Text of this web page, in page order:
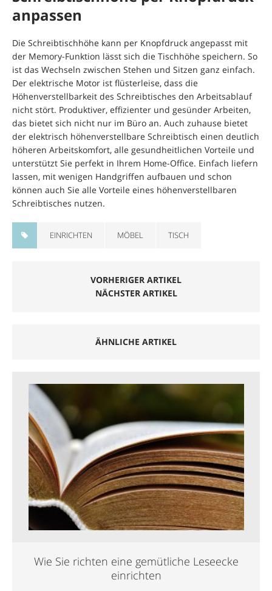
anpassen
Die Schreibtischhöhe kann per Knopfdruck angepasst mit
der Memory-Funktion lässt sich die Tischhöhe speichern. So
ist das Wechseln zwischen Stehen und Sitzen ganz einfach.
Der elektrische Motor ist flüsterleise, dass die
Höhenverstellbarkeit des Schreibtisches den Arbeitsablauf
nicht stört. Produktiver, effizienter und gesünder Arbeiten,
das bietet sich nicht nur im Büro an. Auch zuhause bietet
der elektrisch höhenverstellbare Schreibtisch einen deutlich
höheren Arbeitskomfort, alle gesundheitlichen Vorteile und
unterstützt Sie perfekt in Ihrem Home-Office. Einfach liefern
lassen, mit wenigen Handgriffen aufbauen und schon
können auch Sie alle Vorteile eines höhenverstellbaren
Schreibtisches nutzen.
EINRICHTEN MÖBEL TISCH
VORHERIGER ARTIKEL
NÄCHSTER ARTIKEL
ÄHNLICHE ARTIKEL
Wie Sie richten eine gemütliche Leseecke
einrichten